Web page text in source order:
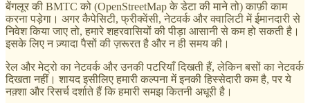
बेंगलूर की BMTC को (OpenStreetMap के डेटा की माने तो) काफ़ी काम
करना पड़ेगा। अगर कैपेसिटी, फ्रीक्वेंसी, नेटवर्क और क्वालिटी में ईमानदारी से
निवेश किया जाए तो, हमारे शहरवासियों की पीड़ा आसानी से कम हो सकती है।
इसके लिए न ज़्यादा पैसों की ज़रूरत है और न ही समय की।
रेल और मेट्रो का नेटवर्क और उनकी पटरियाँ दिखती हैं, लेकिन बसों का नेटवर्क
दिखता नहीं। शायद इसीलिए हमारी कल्पना में इनकी हिस्सेदारी कम है, पर ये
नक़्शा और रिसर्च दर्शाते हैं कि हमारी समझ कितनी अधूरी है।